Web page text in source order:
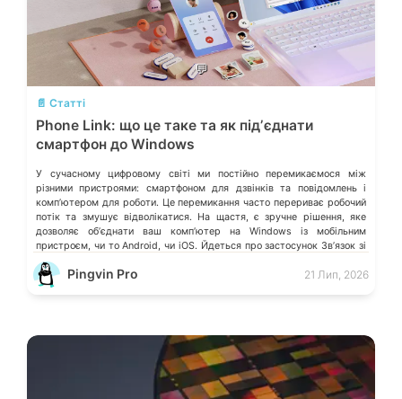
💬
📄 Статті
Phone Link: що це таке та як підʼєднати
смартфон до Windows
У сучасному цифровому світі ми постійно перемикаємося між
різними пристроями: смартфоном для дзвінків та повідомлень і
компʼютером для роботи. Це перемикання часто перериває робочий
потік та змушує відволікатися. На щастя, є зручне рішення, яке
дозволяє обʼєднати ваш компʼютер на Windows із мобільним
пристроєм, чи то Android, чи iOS. Йдеться про застосунок Звʼязок зі
смартфоном (Phone Link) від Microsoft, що перетворює ваш ПК на
своєрідний «міст» до функцій смартфона.
Pingvin Pro 21 Лип, 2026